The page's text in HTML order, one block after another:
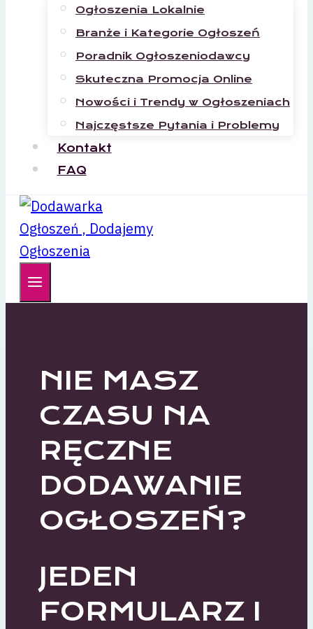
Ogłoszenia Lokalnie
Branże i Kategorie Ogłoszeń
Poradnik Ogłoszeniodawcy
Skuteczna Promocja Online
Nowości i Trendy w Ogłoszeniach
Najczęstsze Pytania i Problemy
Kontakt
FAQ
NIE MASZ
CZASU NA
RĘCZNE
DODAWANIE
OGŁOSZEŃ?
JEDEN
FORMULARZ I